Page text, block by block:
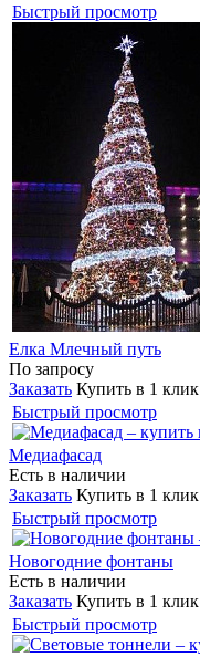
Быстрый просмотр
Елка Млечный путь
По запросу
Заказать Купить в 1 клик
Быстрый просмотр
Медиафасад
Есть в наличии
Заказать Купить в 1 клик
Быстрый просмотр
Новогодние фонтаны
Есть в наличии
Заказать Купить в 1 клик
Быстрый просмотр